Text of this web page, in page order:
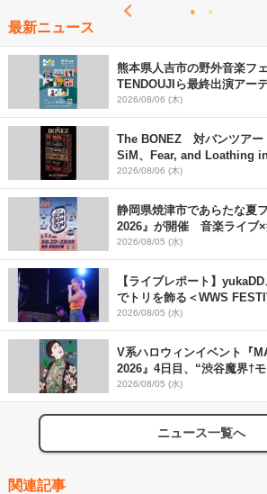
最新ニュース
熊本県人吉市の野外音楽フ
TENDOUJIら最終出演アー
支援プロジェクトの始動も発
2026/08/06 (木)
The BONEZ 対バンツアー
SiM、Fear, and Loathing
アーティストを一斉解禁
2026/08/06 (木)
静岡県焼津市であらたな夏
2026』が開催 音楽ライブ
メ×ランタンナイトで彩る2日
2026/08/05 (水)
【ライブレポート】
でトリを飾る＜WWS
2026/08/05 (水)
V系ハロウィンイベント『
2026』4日目、“渋谷魔界†
組を発表
2026/08/05 (水)
ニュース一覧へ
関連記事